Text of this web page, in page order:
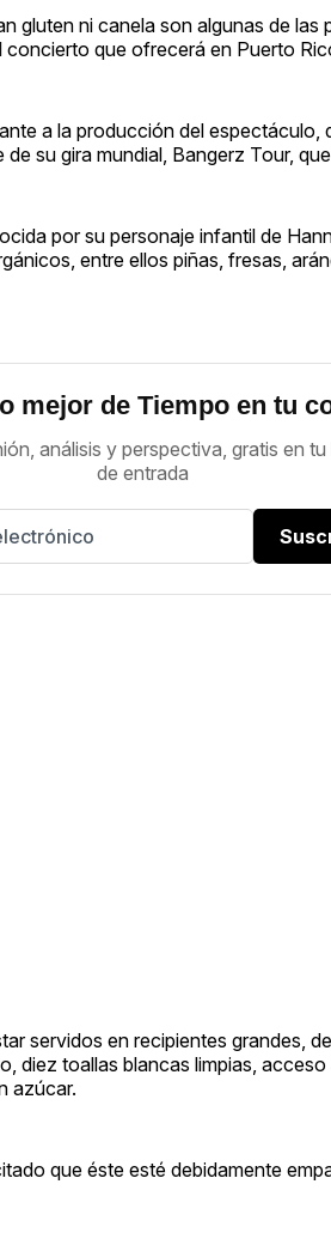
gluten ni canela son algunas de
que ofrecerá en Puerto
a la producción del espectáculo,
su gira mundial, Bangerz Tour,
por su personaje infantil de
entre ellos piñas, fresas,
mejor de Tiempo en tu
análisis y perspectiva, gratis en tu
de entrada
servidos en recipientes grandes,
diez toallas blancas limpias,
azúcar.
que éste esté debidamente